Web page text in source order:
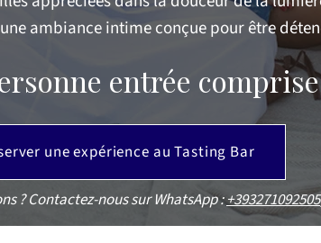
ambiance intime conçue pour être
entrée comprise
une expérience au Tasting Bar
? Contactez-nous sur WhatsApp :+393271092505